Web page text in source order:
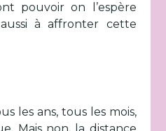
pouvoir on l’espère
à affronter cette
les ans, tous les mois,